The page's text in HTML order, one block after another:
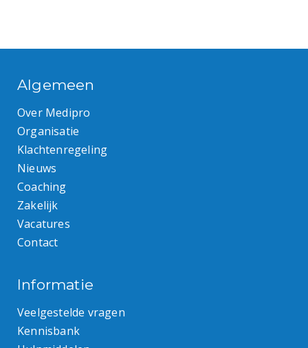
Algemeen
Over Medipro
Organisatie
Klachtenregeling
Nieuws
Coaching
Zakelijk
Vacatures
Contact
Informatie
Veelgestelde vragen
Kennisbank